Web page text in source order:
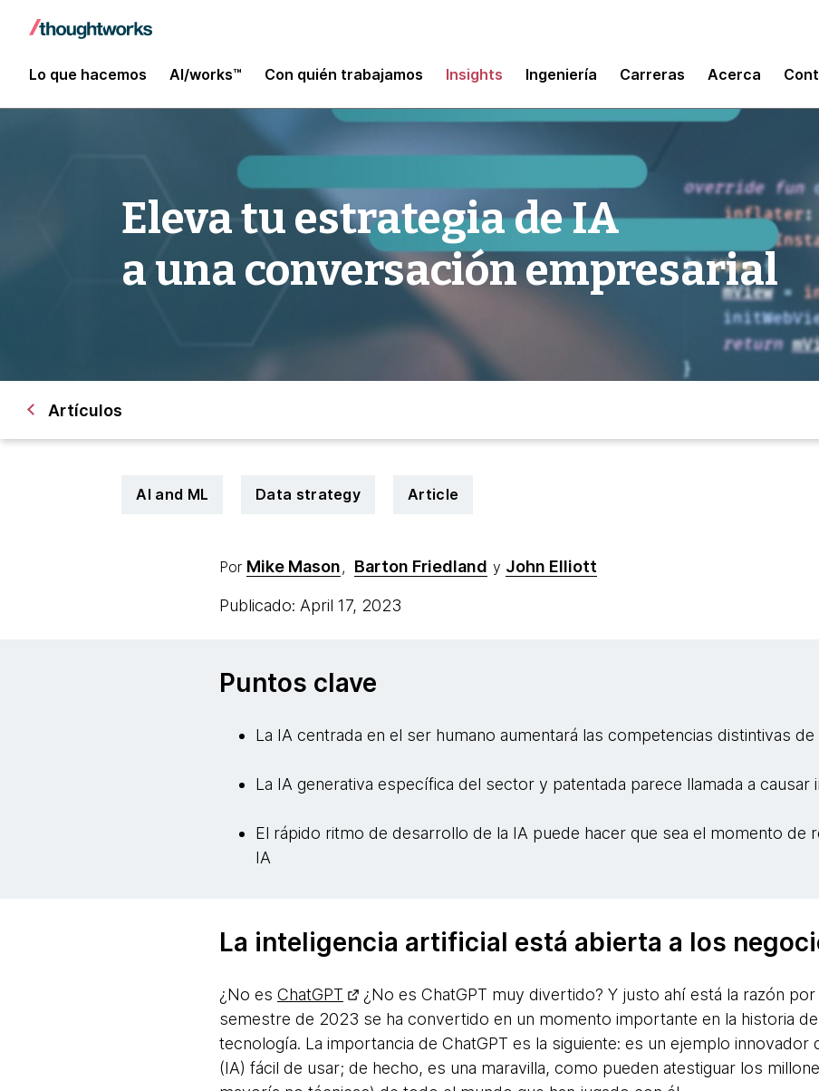
Lo que hacemos AI/works™ Con quién trabajamos Insights Ingeniería Carreras Acerca
Eleva tu estrategia de IA
a una conversación empresarial
Artículos
AI and ML Data strategy Article
Por Mike Mason, Barton Friedland y John Elliott
Publicado: April 17, 2023
Puntos clave
La IA centrada en el ser humano aumentará las competencias distintivas
La IA generativa específica del sector y patentada parece llamada a causar
El rápido ritmo de desarrollo de la IA puede hacer que sea el momento de
IA
La inteligencia artificial está abierta a los
¿No es ChatGPT
¿No es ChatGPT muy divertido? Y justo ahí está la razón
semestre de 2023 se ha convertido en un momento importante en la historia
tecnología. La importancia de ChatGPT es la siguiente: es un ejemplo innovador
(IA) fácil de usar; de hecho, es una maravilla, como pueden atestiguar los